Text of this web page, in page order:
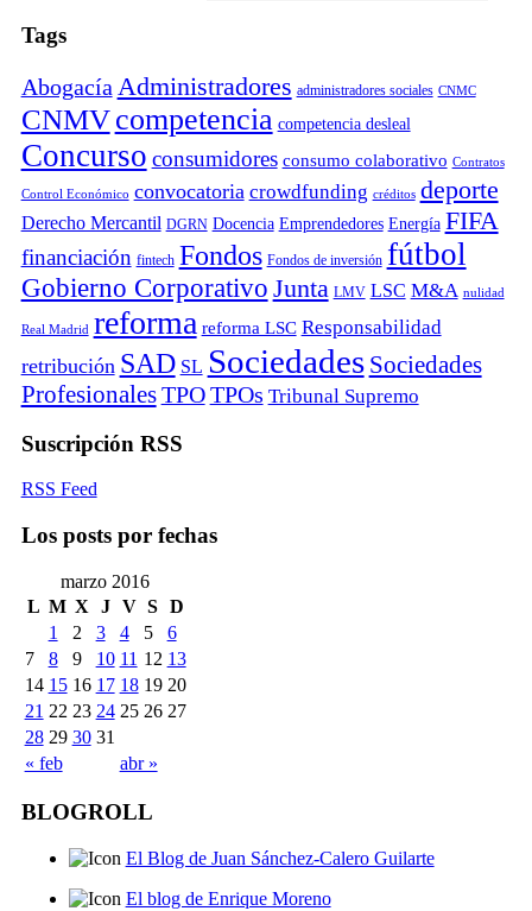
Tags
Abogacía Administradores administradores sociales CNMC
CNMV competencia competencia desleal
Concurso consumidores consumo colaborativo Contratos
Control Económico convocatoria crowdfunding créditos deporte
Derecho Mercantil DGRN Docencia Emprendedores Energía FIFA
financiación fintech Fondos Fondos de inversión fútbol
Gobierno Corporativo Junta LMV LSC M&A nulidad
Real Madrid reforma reforma LSC Responsabilidad
retribución SAD SL Sociedades Sociedades
Profesionales TPO TPOs Tribunal Supremo
Suscripción RSS
RSS Feed
Los posts por fechas
marzo 2016
L M X J V S D
« feb abr »
1 2 3 4 5
6
7
8 9 10 11 12 13
14 15 16 17 18 19 20
21 22 23 24 25 26 27
28 29 30 31
BLOGROLL
El Blog de Juan Sánchez-Calero Guilarte
El blog de Enrique Moreno